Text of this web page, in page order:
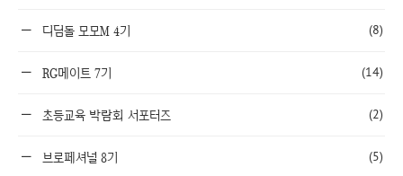
디딤돌 모모M 4기 (8)
RG메이트 7기 (14)
초등교육 박람회 서포터즈 (2)
브로페셔널 8기 (5)